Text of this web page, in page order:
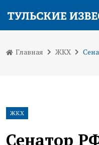
Главная ЖКХ
ЖКХ
Сенатор